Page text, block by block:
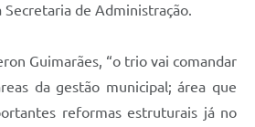
Secretaria de Administração.
Guimarães, “o trio vai comandar
da gestão municipal; área que
reformas estruturais já no